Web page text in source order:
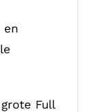
Full